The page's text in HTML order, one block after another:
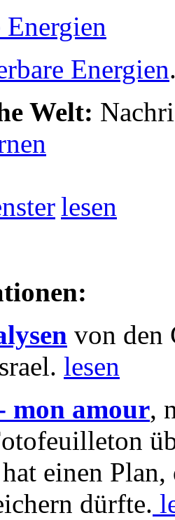
Energien
Energien
Welt:
lesen
von den
lesen
mon amour,
einen Plan,
dürfte.